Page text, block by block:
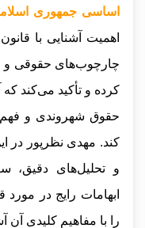
اساسی جمهوری
اهمیت آشنایی با
چارچوب‌های حقوقی و
کرده و تأکید می‌کند که
حقوق شهروندی و فهم
کند. مهدی نظرپور در
و تحلیل‌های
ابهامات رایج در
را با مفاهیم کلیدی آن